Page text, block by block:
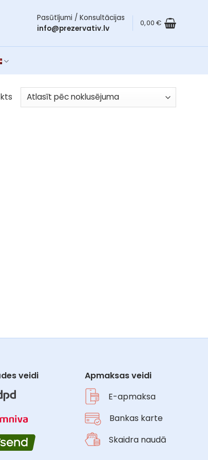
Pasūtījumi / Konsultācijas
info@prezervativ.lv
0,00€
veidi
Apmaksas veidi
E-apmaksa
Bankas karte
Skaidra naudā